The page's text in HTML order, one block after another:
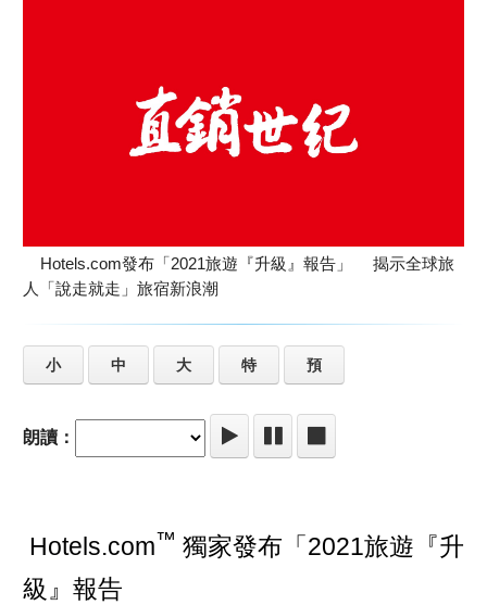
Hotels.com發布「2021旅遊『升級』報告」 揭示全球旅
人「說走就走」旅宿新浪潮
小 中 大 特 預
朗讀：
Hotels.com™ 獨家發布「2021旅遊『升
級』報告